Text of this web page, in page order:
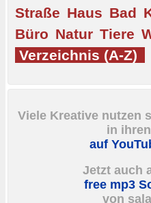
Straße Haus Bad
Büro Natur Tiere
Verzeichnis (A-Z)
Viele Kreative nutzen
in
auf
Jetzt auch
free mp3
von